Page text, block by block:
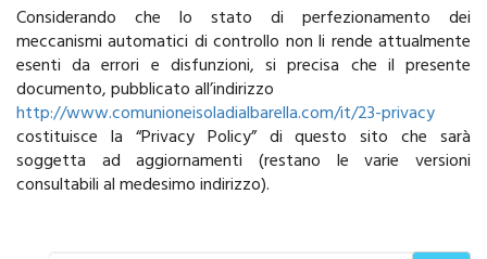
Considerando che lo stato di perfezionamento dei
meccanismi automatici di controllo non li rende attualmente
esenti da errori e disfunzioni, si precisa che il presente
documento, pubblicato all’indirizzo
http://www.comunioneisoladialbarella.com/it/23-privacy
costituisce la “Privacy Policy” di questo sito che sarà
soggetta ad aggiornamenti (restano le varie versioni
consultabili al medesimo indirizzo).